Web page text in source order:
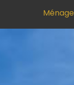
Ménage